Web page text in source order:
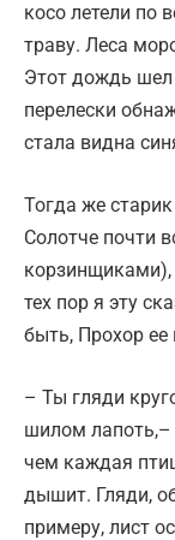
косо летели по
траву. Леса
Этот дождь шел
перелески
стала видна
Тогда же
Солотче почти
корзинщиками),
тех пор я эту
быть, Прохор
– Ты гляди
шилом лапоть,–
чем каждая
дышит. Гляди,
примеру, лист